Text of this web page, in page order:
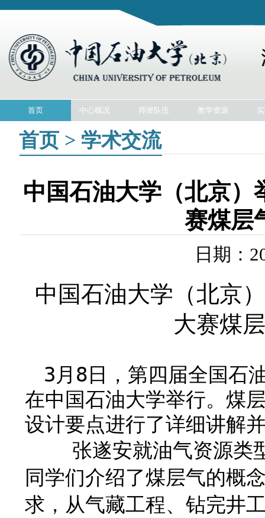
首页 中心概况 师资队伍 教学资源
首页 > 学术交流
中国石油大学（北京）
赛煤层
日期：
中国石油大学（北京
大赛煤
3月 8 日，第四届全国石
在中国石油大学举行。煤
设计要点进行了详细讲解
张遂安就油气资源类型
同学们介绍了煤层气的概
求，从气藏工程、钻完井